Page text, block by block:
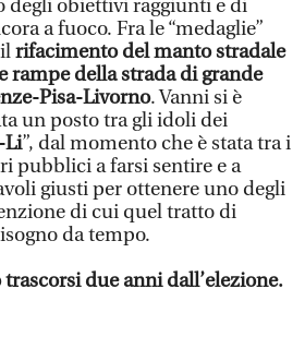
degli obiettivi raggiunti e di
a fuoco. Fra le “medaglie”
rifacimento del manto stradale
rampe della strada di grande
Pisa-Livorno. Vanni si è
un posto tra gli idoli dei
Li”, dal momento che è stata tra i
pubblici a farsi sentire e a
giusti per ottenere uno degli
di cui quel tratto di
da tempo.
trascorsi due anni dall’elezione.